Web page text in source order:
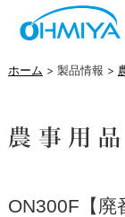
ホーム > 製品情報 >
ON300F【廃